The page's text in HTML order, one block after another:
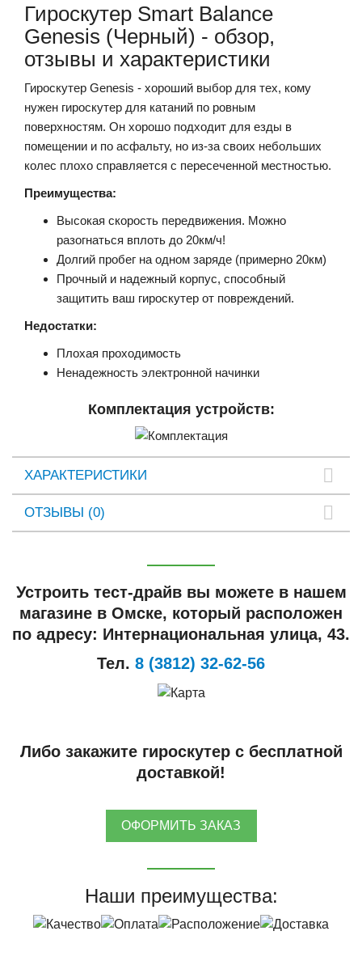
Гироскутер Smart Balance
Genesis (Черный) - обзор,
отзывы и характеристики
Гироскутер Genesis - хороший выбор для тех, кому
нужен гироскутер для катаний по ровным
поверхностям. Он хорошо подходит для езды в
помещении и по асфальту, но из-за своих небольших
колес плохо справляется с пересеченной местностью.
Преимущества:
Высокая скорость передвижения. Можно
разогнаться вплоть до 20км/ч!
Долгий пробег на одном заряде (примерно 20км)
Прочный и надежный корпус, способный
защитить ваш гироскутер от повреждений.
Недостатки:
Плохая проходимость
Ненадежность электронной начинки
Комплектация устройств:
ХАРАКТЕРИСТИКИ
ОТЗЫВЫ (0)
Устроить тест-драйв вы можете в нашем
магазине в Омске, который расположен
по адресу: Интернациональная улица, 43.
Тел. 8 (3812) 32-62-56
Либо закажите гироскутер с бесплатной
доставкой!
ОФОРМИТЬ ЗАКАЗ
Наши преимущества: